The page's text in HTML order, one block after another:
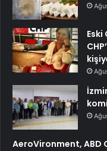
Eski
AeroVironment, ABD